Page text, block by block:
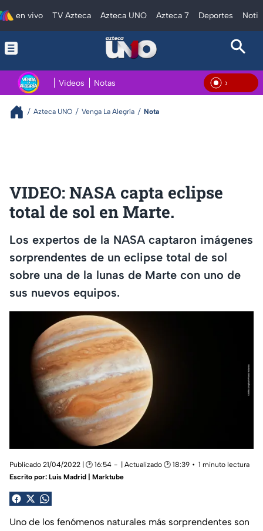
en vivo TV Azteca Azteca UNO Azteca 7 Deportes
Videos Notas En
Azteca UNO Venga La Alegría Nota
VIDEO: NASA capta eclipse
total de sol en Marte.
Los expertos de la NASA captaron imágenes
sorprendentes de un eclipse total de sol
sobre una de la lunas de Marte con uno de
sus nuevos equipos.
Publicado 21/04/2022 | 🕑 16:54 | Actualizado 🕑 18:39
1 minuto lectura
Escrito por: Luis Madrid | Marktube
Uno de los fenómenos naturales más sorprendentes son